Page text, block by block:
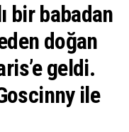
bir babadan
doğan
geldi.
ile